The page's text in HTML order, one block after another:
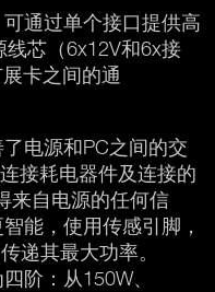
通过单个接口提供高
芯（6x12V和6x接
卡之间的通
电源和PC之间的交
接耗电器件及连接的
来自电源的任何信
能，使用传感引脚，
递其最大功率。
阶：从150W、